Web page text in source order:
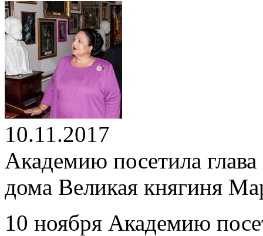
10.11.2017
Академию посетила
дома Великая княгиня
10 ноября Академию